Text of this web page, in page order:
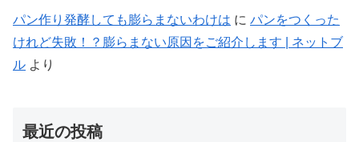
パン作り発酵しても膨らまないわけは に パンをつくった
けれど失敗！？膨らまない原因をご紹介します | ネットブ
ル より
最近の投稿